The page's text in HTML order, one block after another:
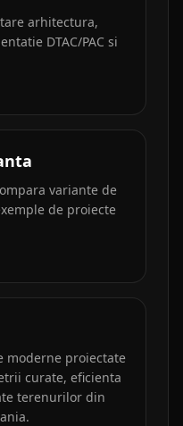
arhitectura,
DTAC/PAC si
variante de
de proiecte
moderne proiectate
curate, eficienta
terenurilor din